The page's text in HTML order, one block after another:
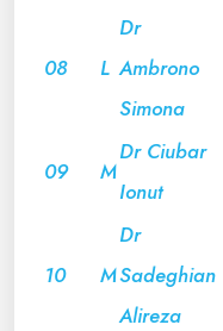
08 L
Dr
Ambrono
Simona
09 M
Dr Ciubar
Ionut
10 M
Dr
Sadeghian
Alireza